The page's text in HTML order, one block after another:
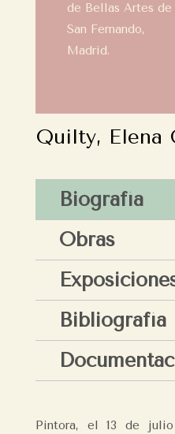
de Bellas Artes de
San Fernando,
Madrid.
Quilty, Elena
Biografía
Obras
Bibliografía
Pintora, el 13 de julio